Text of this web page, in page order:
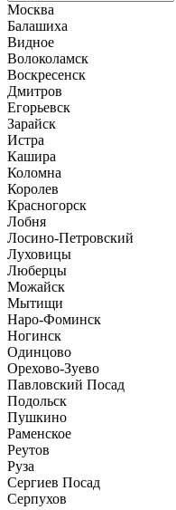
Москва
Балашиха
Видное
Волоколамск
Воскресенск
Дмитров
Егорьевск
Зарайск
Истра
Кашира
Коломна
Королев
Красногорск
Лобня
Лосино-Петровский
Луховицы
Люберцы
Можайск
Мытищи
Наро-Фоминск
Ногинск
Одинцово
Орехово-Зуево
Павловский Посад
Подольск
Пушкино
Раменское
Реутов
Руза
Сергиев Посад
Серпухов